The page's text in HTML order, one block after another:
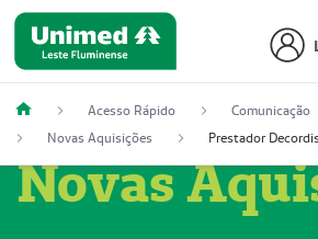
Acesso Rápido
Comunicação
Novas Aquisições
Novas